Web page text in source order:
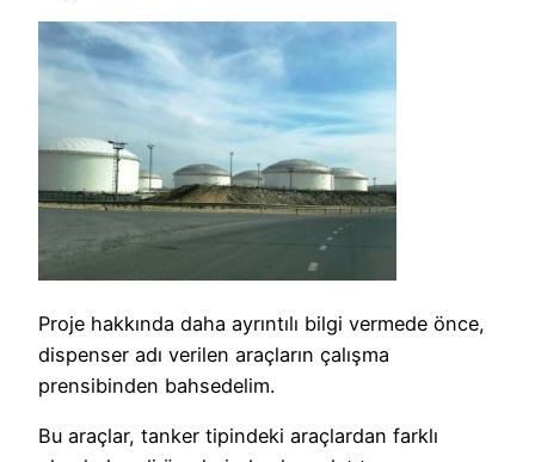
Proje hakkında daha ayrıntılı bilgi vermede önce,
dispenser adı verilen araçların çalışma
prensibinden bahsedelim.
Bu araçlar, tanker tipindeki araçlardan farklı